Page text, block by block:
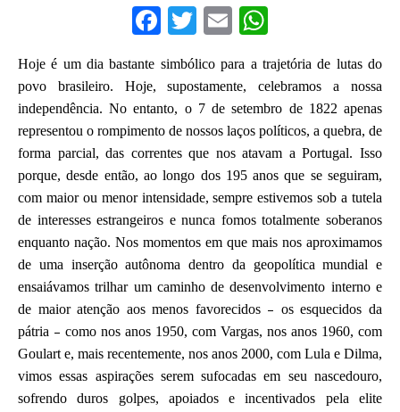
F
a
c
e
b
o
o
k
T
w
it
te
r
E
ai
l
h
at
s
A
p
p
Hoje é um dia bastante simbólico para a trajetória de lutas do
povo brasileiro. Hoje, supostamente, celebramos a nossa
independência. No entanto, o 7 de setembro de 1822 apenas
representou o rompimento de nossos laços políticos, a quebra, de
forma parcial, das correntes que nos atavam a Portugal. Isso
porque, desde então, ao longo dos 195 anos que se seguiram,
com maior ou menor intensidade, sempre estivemos sob a tutela
de interesses estrangeiros e nunca fomos totalmente soberanos
enquanto nação. Nos momentos em que mais nos aproximamos
de uma inserção autônoma dentro da geopolítica mundial e
ensaiávamos trilhar um caminho de desenvolvimento interno e
de maior atenção aos menos favorecidos – os esquecidos da
pátria – como nos anos 1950, com Vargas, nos anos 1960, com
Goulart e, mais recentemente, nos anos 2000, com Lula e Dilma,
vimos essas aspirações serem sufocadas em seu nascedouro,
sofrendo duros golpes, apoiados e incentivados pela elite